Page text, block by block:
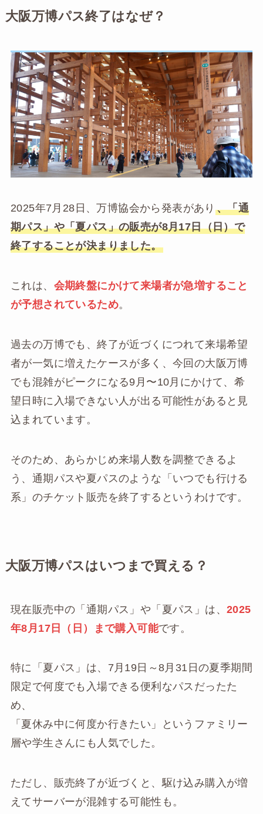
大阪万博パス終了はなぜ？
2025年7月28日、万博協会から発表があり 、「通
期パス」や「夏パス」の販売が8月17日（日）で
終了することが決まりました。
これは、 会期終盤にかけて来場者が急増すること
が予想されているため。
過去の万博でも、終了が近づくにつれて来場希望
者が一気に増えたケースが多く、今回の大阪万博
でも混雑がピークになる9月〜10月にかけて、希
望日時に入場できない人が出る可能性があると見
込まれています。
そのため、あらかじめ来場人数を調整できるよ
う、通期パスや夏パスのような「いつでも行ける
系」のチケット販売を終了するというわけです。
大阪万博パスはいつまで買える？
現在販売中の「通期パス」や「夏パス」は、 2025
年8月17日（日）まで購入可能です。
特に「夏パス」は、7月19日～8月31日の夏季期間
限定で何度でも入場できる便利なパスだったた
め、
「夏休み中に何度か行きたい」というファミリー
層や学生さんにも人気でした。
ただし、販売終了が近づくと、駆け込み購入が増
えてサーバーが混雑する可能性も。